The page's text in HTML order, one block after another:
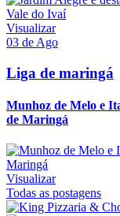
Visualizar
03 de Ago
Liga de maringá
Munhoz de Melo e
de Maringá
Visualizar
Todas as postagens